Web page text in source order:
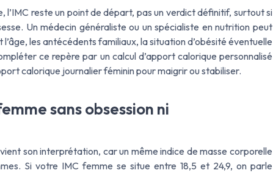
l’IMC reste un point de départ, pas un verdict définitif, surtout si
Un médecin généraliste ou un spécialiste en nutrition peut
les antécédents familiaux, la situation d’obésité éventuelle
ce repère par un calcul d’apport calorique personnalisé
calorique journalier féminin pour maigrir ou stabiliser.
sans obsession ni
son interprétation, car un même indice de masse corporelle
Si votre IMC femme se situe entre 18,5 et 24,9, on parle